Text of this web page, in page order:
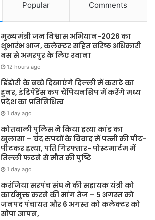
Popular Comments
मुख्यमंत्री जन विश्वास अभियान-2026 का
शुभारंभ आज, कलेक्टर सहित वरिष्ठ अधिकारी
बस से अमरपुर के लिए रवाना
12 hours ago
डिंडोरी के बच्चे दिखाएंगे दिल्ली में कराटे का
हुनर, इंडिपेंडेंस कप चैंपियनशिप में करेंगे मध्य
प्रदेश का प्रतिनिधित्व
1 day ago
कोतवाली पुलिस ने किया हत्या कांड का
खुलासा – चंद रुपयों के विवाद में पत्नी की पीट-
पीटकर हत्या, पति गिरफ्तार- पोस्टमार्टम में
तिल्ली फटने से मौत की पुष्टि
1 day ago
करंजिया सरपंच संघ ने की सहायक यंत्री को
कार्यमुक्त करने की मांग तेज – 5 अगस्त को
जनपद पंचायत और 6 अगस्त को कलेक्टर को
सौंपा ज्ञापन,